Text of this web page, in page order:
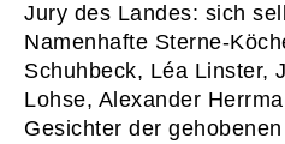
Jury des Landes: sich
Namenhafte Sterne-
Schuhbeck, Léa Linster,
Lohse, Alexander
Gesichter der